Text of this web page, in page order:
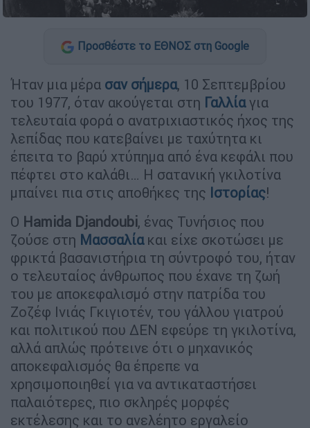
Προσθέστε το ΕΘΝΟΣ στη Google
Ήταν μια μέρα σαν σήμερα, 10 Σεπτεμβρίου
του 1977, όταν ακούγεται στη Γαλλία για
τελευταία φορά ο ανατριχιαστικός ήχος της
λεπίδας που κατεβαίνει με ταχύτητα κι
έπειτα το βαρύ χτύπημα από ένα κεφάλι που
πέφτει στο καλάθι… Η σατανική γκιλοτίνα
μπαίνει πια στις αποθήκες της Ιστορίας!
Ο Hamida Djandoubi, ένας Τυνήσιος που
ζούσε στη Μασσαλία και είχε σκοτώσει με
φρικτά βασανιστήρια τη σύντροφό του, ήταν
ο τελευταίος άνθρωπος που έχανε τη ζωή
του με αποκεφαλισμό στην πατρίδα του
Ζοζέφ Ινιάς Γκιγιοτέν, του γάλλου γιατρού
και πολιτικού που ΔΕΝ εφεύρε τη γκιλοτίνα,
αλλά απλώς πρότεινε ότι ο μηχανικός
αποκεφαλισμός θα έπρεπε να
χρησιμοποιηθεί για να αντικαταστήσει
παλαιότερες, πιο σκληρές μορφές
εκτέλεσης και το ανελέητο εργαλείο